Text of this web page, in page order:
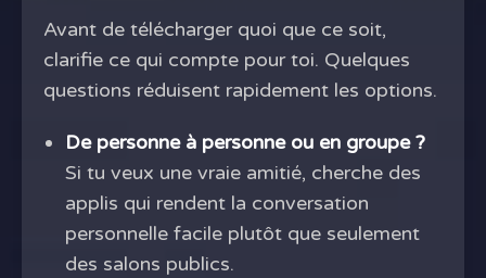
Avant de télécharger quoi que ce soit,
clarifie ce qui compte pour toi. Quelques
questions réduisent rapidement les options.
De personne à personne ou en groupe ?
Si tu veux une vraie amitié, cherche des
applis qui rendent la conversation
personnelle facile plutôt que seulement
des salons publics.